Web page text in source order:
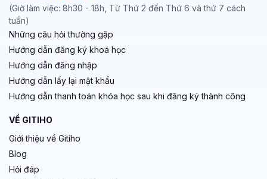
(Giờ làm việc: 8h30 - 18h, Từ Thứ 2 đến Thứ 6 và thứ 7 cách
tuần)
Những câu hỏi thường gặp
Hướng dẫn đăng ký khoá học
Hướng dẫn đăng nhập
Hướng dẫn lấy lại mật khẩu
Hướng dẫn thanh toán khóa học sau khi đăng ký thành công
VỀ GITIHO
Giới thiệu về Gitiho
Blog
Hỏi đáp